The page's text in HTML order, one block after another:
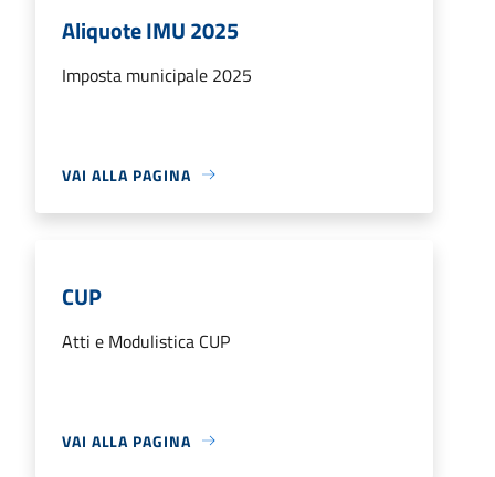
Aliquote IMU 2025
Imposta municipale 2025
VAI ALLA PAGINA
CUP
Atti e Modulistica CUP
VAI ALLA PAGINA